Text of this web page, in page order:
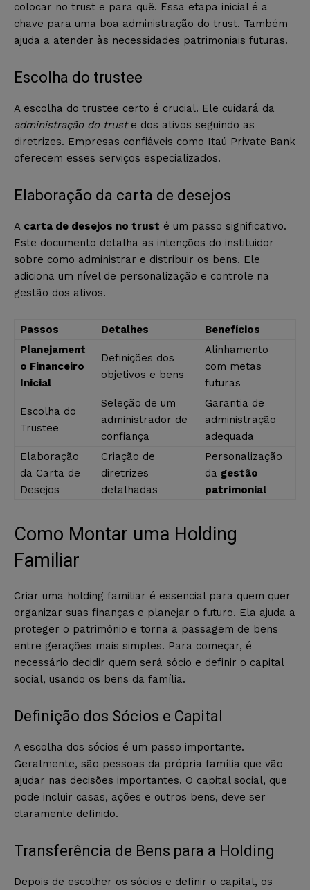
colocar no trust e para quê. Essa etapa inicial é a
chave para uma boa administração do trust. Também
ajuda a atender às necessidades patrimoniais futuras.
Escolha do trustee
A escolha do trustee certo é crucial. Ele cuidará da
administração do truste dos ativos seguindo as
diretrizes. Empresas confiáveis como Itaú Private Bank
oferecem esses serviços especializados.
Elaboração da carta de desejos
A carta de desejos no trust é um passo significativo.
Este documento detalha as intenções do instituidor
sobre como administrar e distribuir os bens. Ele
adiciona um nível de personalização e controle na
gestão dos ativos.
Passos Detalhes
Benefícios
Planejament
o Financeiro
Inicial
Definições dos
objetivos e bens
Alinhamento
com metas
futuras
Escolha do
Trustee
Seleção de um
administrador de
confiança
Garantia de
administração
adequada
Elaboração
da Carta de
Desejos
Criação de
diretrizes
detalhadas
Personalização
da gestão
patrimonial
Como Montar uma Holding
Familiar
Criar uma holding familiar é essencial para quem quer
organizar suas finanças e planejar o futuro. Ela ajuda a
proteger o patrimônio e torna a passagem de bens
entre gerações mais simples. Para começar, é
necessário decidir quem será sócio e definir o capital
social, usando os bens da família.
Definição dos Sócios e Capital
A escolha dos sócios é um passo importante.
Geralmente, são pessoas da própria família que vão
ajudar nas decisões importantes. O capital social, que
pode incluir casas, ações e outros bens, deve ser
claramente definido.
Transferência de Bens para a Holding
Depois de escolher os sócios e definir o capital, os